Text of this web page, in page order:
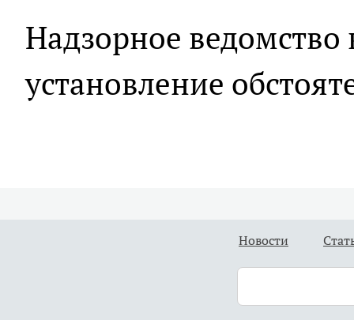
Надзорное ведомство
установление
Новости